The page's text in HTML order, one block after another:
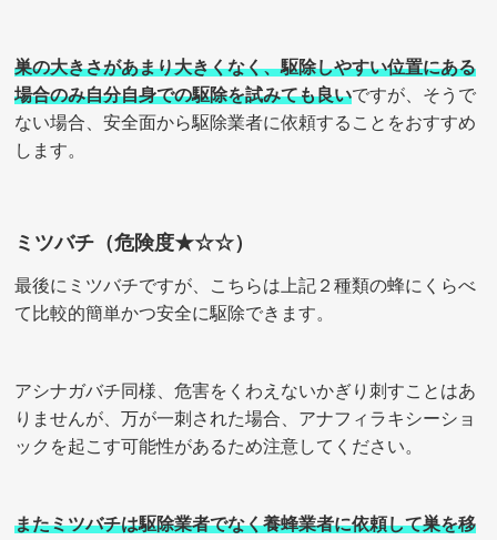
巣の大きさがあまり大きくなく、駆除しやすい位置にある
場合のみ自分自身での駆除を試みても良いですが、そうで
ない場合、安全面から駆除業者に依頼することをおすすめ
します。
ミツバチ（危険度★☆☆）
最後にミツバチですが、こちらは上記２種類の蜂にくらべ
て比較的簡単かつ安全に駆除できます。
アシナガバチ同様、危害をくわえないかぎり刺すことはあ
りませんが、万が一刺された場合、アナフィラキシーショ
ックを起こす可能性があるため注意してください。
またミツバチは駆除業者でなく養蜂業者に依頼して巣を移